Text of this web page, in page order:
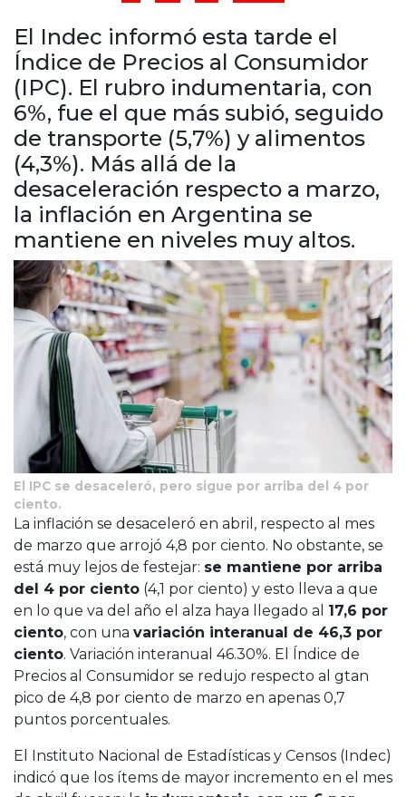
Cruz del Eje
Corredor de Ansenuza
La Carlota y zona
Laboulaye y sur
Bell Ville
Río Tercero
Despeñaderos
El Indec informó esta tarde el
Índice de Precios al Consumidor
(IPC). El rubro indumentaria, con
6%, fue el que más subió, seguido
de transporte (5,7%) y alimentos
(4,3%). Más allá de la
desaceleración respecto a marzo,
la inflación en Argentina se
mantiene en niveles muy altos.
El IPC se desaceleró, pero sigue por arriba del 4 por
ciento.
La inflación se desaceleró en abril, respecto al mes
de marzo que arrojó 4,8 por ciento. No obstante, se
está muy lejos de festejar: se mantiene por arriba
del 4 por ciento (4,1 por ciento) y esto lleva a que
en lo que va del año el alza haya llegado al 17,6 por
ciento, con una variación interanual de 46,3 por
ciento. Variación interanual 46.30%. El Índice de
Precios al Consumidor se redujo respecto al gtan
pico de 4,8 por ciento de marzo en apenas 0,7
puntos porcentuales.
El Instituto Nacional de Estadísticas y Censos (Indec)
indicó que los ítems de mayor incremento en el mes